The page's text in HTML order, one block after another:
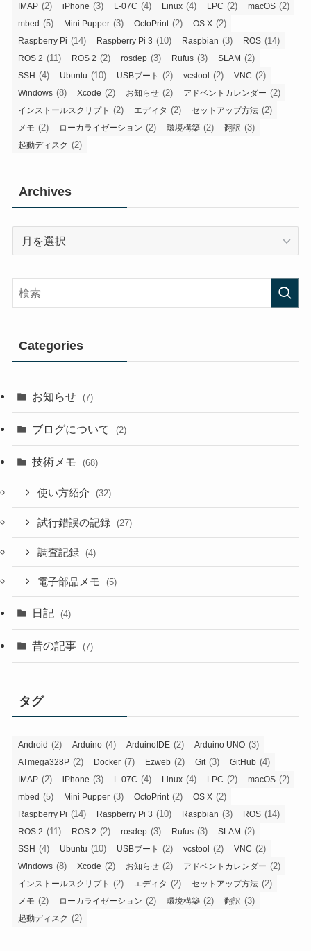
IMAP (2) iPhone (3) L-07C (4) Linux (4) LPC (2) macOS (2)
mbed (5) Mini Pupper (3) OctoPrint(2) OS X (2)
Raspberry Pi (14) Raspberry Pi 3 (10) Raspbian (3) ROS (14)
ROS 2 (11) ROS 2 (2) rosdep (3) Rufus (3) SLAM (2)
SSH (4) Ubuntu (10) USBブート (2) vcstool (2) VNC (2)
Windows (8) Xcode (2) お知らせ (2) アドベントカレンダー (2)
インストールスクリプト (2) エディタ (2) セットアップ方法 (2)
メモ (2) ローカライゼーション (2) 環境構築 (2) 翻訳 (3)
起動ディスク (2)
Archives
Archives
Categories
お知らせ (7)
ブログについて (2)
技術メモ (68)
使い方紹介 (32)
試行錯誤の記録 (27)
調査記録 (4)
電子部品メモ (5)
日記 (4)
昔の記事 (7)
タグ
Android (2) Arduino (4) ArduinoIDE (2) Arduino UNO (3)
ATmega328P (2) Docker (7) Ezweb (2) Git (3) GitHub (4)
IMAP (2) iPhone (3) L-07C (4) Linux (4) LPC (2) macOS (2)
mbed (5) Mini Pupper (3) OctoPrint (2) OS X (2)
Raspberry Pi (14) Raspberry Pi 3 (10) Raspbian (3) ROS (14)
ROS 2 (11) ROS 2 (2) rosdep (3) Rufus (3) SLAM (2)
SSH (4) Ubuntu (10) USBブート (2) vcstool (2) VNC (2)
Windows (8) Xcode (2) お知らせ (2) アドベントカレンダー (2)
インストールスクリプト (2) エディタ (2) セットアップ方法 (2)
メモ (2) ローカライゼーション (2) 環境構築 (2) 翻訳 (3)
起動ディスク (2)